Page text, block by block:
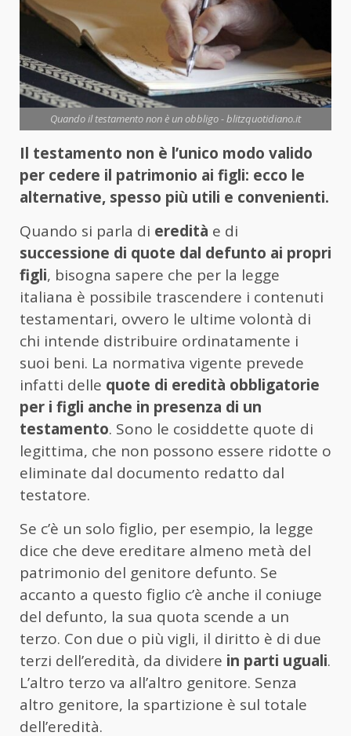
Quando il testamento non è un obbligo - blitzquotidiano.it
Il testamento non è l’unico modo valido
per cedere il patrimonio ai figli: ecco le
alternative, spesso più utili e convenienti.
Quando si parla di eredità e di
successione di quote dal defunto ai propri
figli, bisogna sapere che per la legge
italiana è possibile trascendere i contenuti
testamentari, ovvero le ultime volontà di
chi intende distribuire ordinatamente i
suoi beni. La normativa vigente prevede
infatti delle quote di eredità obbligatorie
per i figli anche in presenza di un
testamento. Sono le cosiddette quote di
legittima, che non possono essere ridotte o
eliminate dal documento redatto dal
testatore.
Se c’è un solo figlio, per esempio, la legge
dice che deve ereditare almeno metà del
patrimonio del genitore defunto. Se
accanto a questo figlio c’è anche il coniuge
del defunto, la sua quota scende a un
terzo. Con due o più vigli, il diritto è di due
terzi dell’eredità, da dividere in parti uguali.
L’altro terzo va all’altro genitore. Senza
altro genitore, la spartizione è sul totale
dell’eredità.